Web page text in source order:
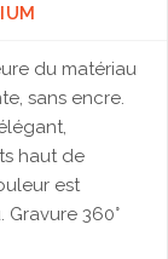
du matériau
sans encre.
haut de
est
360°